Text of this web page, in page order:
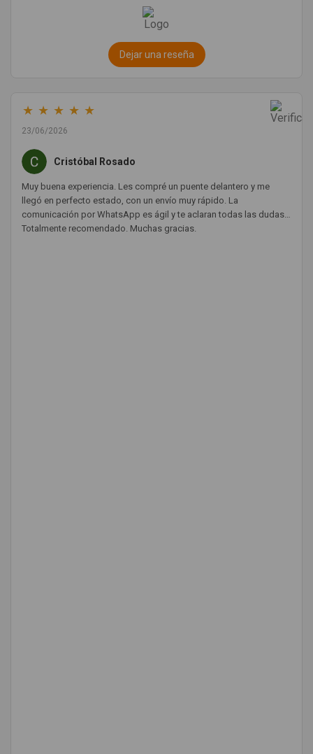
Dejar una reseña
★ ★ ★ ★ ★
23/06/2026
Cristóbal Rosado
Muy buena experiencia. Les compré un puente delantero y me
llegó en perfecto estado, con un envío muy rápido. La
comunicación por WhatsApp es ágil y te aclaran todas las dudas.
Totalmente recomendado. Muchas gracias.